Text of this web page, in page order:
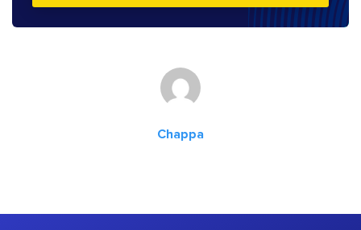
Chappa